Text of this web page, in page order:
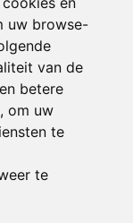
uw browse-
van de
betere
, om uw
te
te
RSIN en Anbi